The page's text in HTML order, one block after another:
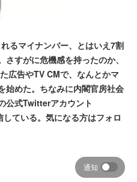
るマイナンバー、とはいえ7割
すがに危機感を持ったのか、
広告やTV CMで、なんとかマ
始めた。ちなみに内閣官房社会
公式Twitterアカウント
ている。気になる方はフォロ
通知